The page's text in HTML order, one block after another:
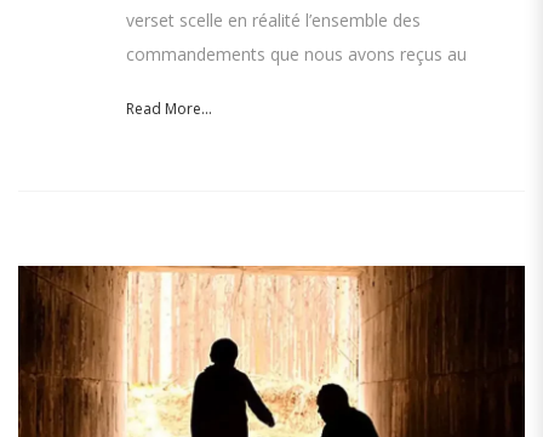
verset scelle en réalité l’ensemble des
commandements que nous avons reçus au
Read More...